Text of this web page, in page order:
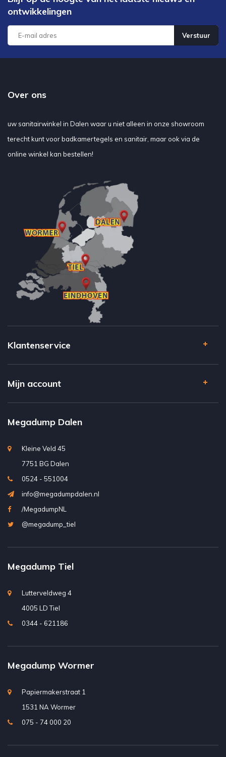
ontwikkelingen
Verstuur
Over ons
uw sanitairwinkel in Dalen waar u niet alleen in onze showroom
terecht kunt voor badkamertegels en sanitair, maar ook via de
online winkel kan bestellen!
Klantenservice
Mijn account
Megadump Dalen
Kleine Veld 45
7751 BG Dalen
0524 - 551004
info@megadumpdalen.nl
/MegadumpNL
@megadump_tiel
Megadump Tiel
Lutterveldweg 4
4005 LD Tiel
0344 - 621186
Megadump Wormer
Papiermakerstraat 1
1531 NA Wormer
075 - 74 000 20